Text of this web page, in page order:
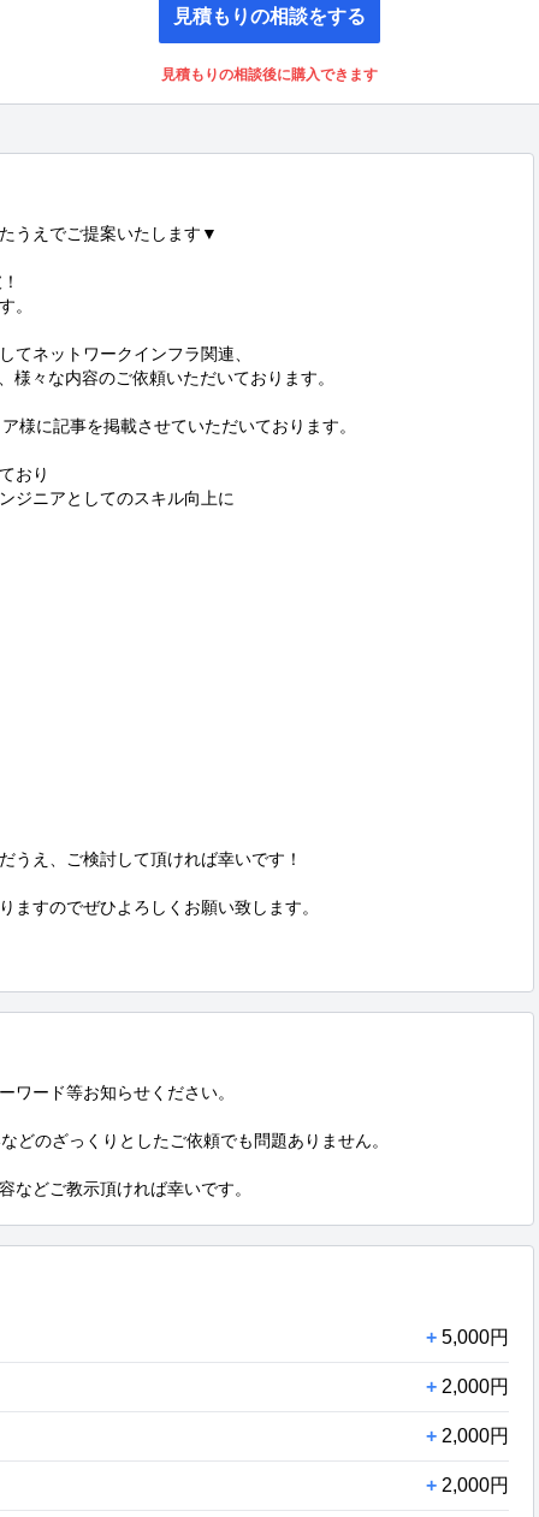
見積もりの相談をする
見積もりの相談後に購入できます
うえでご提案いたします▼
。
てネットワークインフラ関連、
様々な内容のご依頼いただいております。
様に記事を掲載させていただいております。
おり
ジニアとしてのスキル向上に
うえ、ご検討して頂ければ幸いです！
ますのでぜひよろしくお願い致します。
ワード等お知らせください。
どのざっくりとしたご依頼でも問題ありません。
などご教示頂ければ幸いです。
+ 5,000円
+ 2,000円
+ 2,000円
+ 2,000円